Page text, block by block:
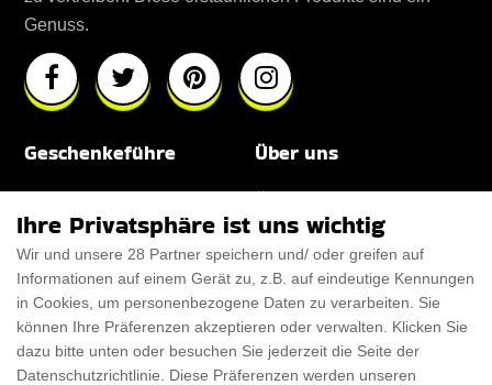
Genuss.
Geschenkeführe
Für Haustiere
ThanksGiving
Über uns
Rabattcode
Trendiger Rabattcode
Black Friday
Ihre Privatsphäre ist uns wichtig
Wir und unsere 28 Partner speichern und/ oder greifen auf
Informationen auf einem Gerät zu, z.B. auf eindeutige Kennungen
in Cookies, um personenbezogene Daten zu verarbeiten. Sie
können Ihre Präferenzen akzeptieren oder verwalten. Klicken Sie
dazu bitte unten oder besuchen Sie jederzeit die Seite der
Datenschutzrichtlinie. Diese Präferenzen werden unseren